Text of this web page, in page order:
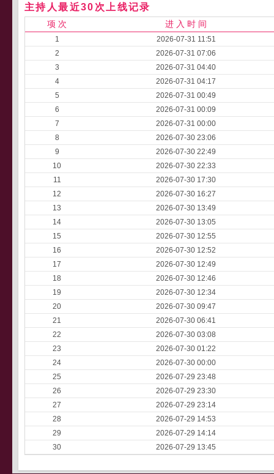
主持人最近30次上线记录
项 次 进 入 时 间
1
2026-07-31 11:51
2
2026-07-31 07:06
3
2026-07-31 04:40
4
2026-07-31 04:17
5
2026-07-31 00:49
6
2026-07-31 00:09
7
2026-07-31 00:00
8
2026-07-30 23:06
9
2026-07-30 22:49
10
2026-07-30 22:33
11
2026-07-30 17:30
12
2026-07-30 16:27
13
2026-07-30 13:49
14
2026-07-30 13:05
15
2026-07-30 12:55
16
2026-07-30 12:52
17
2026-07-30 12:49
18
2026-07-30 12:46
19
2026-07-30 12:34
20
2026-07-30 09:47
21
2026-07-30 06:41
22
2026-07-30 03:08
23
2026-07-30 01:22
24
2026-07-30 00:00
25
2026-07-29 23:48
26
2026-07-29 23:30
27
2026-07-29 23:14
28
2026-07-29 14:53
29
2026-07-29 14:14
30
2026-07-29 13:45